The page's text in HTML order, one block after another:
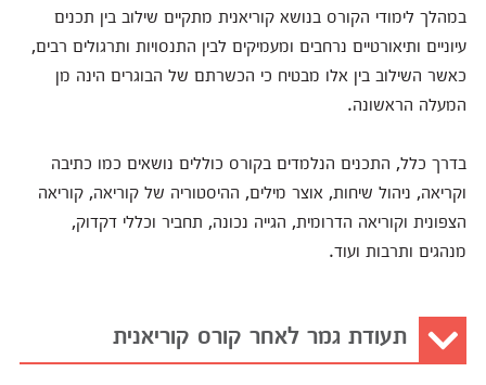
במהלך לימודי הקורס בנושא קוריאנית מתקיים שילוב בין תכנים
עיוניים ותיאורטיים נרחבים ומעמיקים לבין התנסויות ותרגולים רבים,
כאשר השילוב בין אלו מבטיח כי הכשרתם של הבוגרים הינה מן
המעלה הראשונה.
בדרך כלל, התכנים הנלמדים בקורס כוללים נושאים כמו כתיבה
וקריאה, ניהול שיחות, אוצר מילים, ההיסטוריה של קוריאה, קוריאה
הצפונית וקוריאה הדרומית, הגייה נכונה, תחביר וכללי דקדוק,
מנהגים ותרבות ועוד.
תעודת גמר לאחר קורס קוריאנית